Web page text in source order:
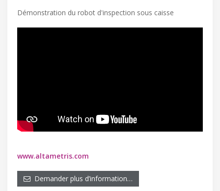
Démonstration du robot d'inspection sous caisse
www.altametris.com
Demander plus d’information…